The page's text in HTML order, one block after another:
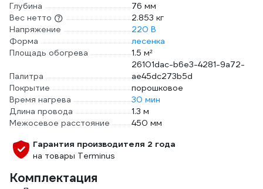
Глубина
76 мм
Вес нетто
2.853 кг
Напряжение
220 В
Форма
лесенка
Площадь обогрева
1.5 м²
Палитра
26101dac-b6e3-4281-9a72-
ae45dc273b5d
Покрытие
порошковое
Время нагрева
30 мин
Длина провода
1.3 м
Межосевое расстояние
450 мм
Гарантия производителя 2 года
на товары Terminus
Комплектация